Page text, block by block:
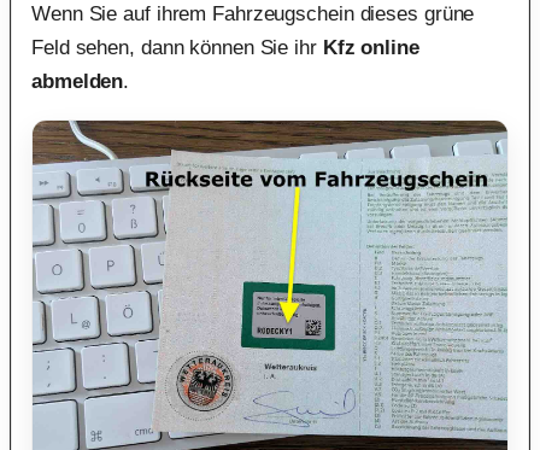
Wenn Sie auf ihrem Fahrzeugschein dieses grüne
Feld sehen, dann können Sie ihr Kfz online
abmelden.